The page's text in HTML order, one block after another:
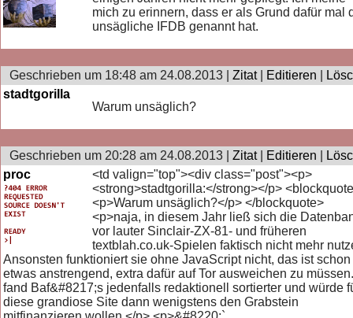
mich zu erinnern, dass er als Grund dafür mal
unsägliche IFDB genannt hat.
Geschrieben um 18:48 am 24.08.2013 | Zitat| Editieren
stadtgorilla
Warum unsäglich?
Geschrieben um 20:28 am 24.08.2013 | Zitat| Editieren
proc
<td valign="top"><div class="post"><p>
<strong>stadtgorilla:</strong></p>
<p>Warum unsäglich?</p> </blockquote>
<p>naja, in diesem Jahr ließ sich die
vor lauter Sinclair-ZX-81- und früheren
textblah.co.uk-Spielen faktisch nicht mehr
Ansonsten funktioniert sie ohne JavaScript nicht, das ist schon
etwas anstrengend, extra dafür auf Tor ausweichen zu
fand Baf&#8217;s jedenfalls redaktionell sortierter und würde
diese grandiose Site dann wenigstens den Grabstein